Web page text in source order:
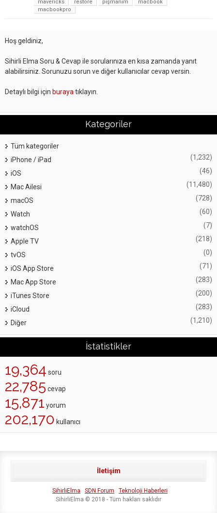
mavericks
restore pişmanım
macbook
macbookpro
Hoş geldiniz,
Sihirli Elma Soru & Cevap ile sorularınıza en kısa zamanda yanıt
alabilirsiniz. Sorunuzu sorun ve diğer kullanıcılar cevap versin.
Detaylı bilgi için buraya tıklayın.
Kategoriler
Tüm kategoriler
iPhone / iPad
(1,232)
iOS (46)
Mac Ailesi (11,480)
macOS (728)
Watch (60)
watchOS (7)
Apple TV (218)
tvOS (0)
iOS App Store (71)
Mac App Store (283)
iTunes Store (200)
iCloud (283)
Diğer (1,210)
İstatistikler
19,364 soru
22,785 cevap
15,871 yorum
202,170 kullanıcı
İletişim
SihirliElma SDN Forum
Teknoloji Haberleri
SihirliElma © 2018 - Tüm hakları saklıdır